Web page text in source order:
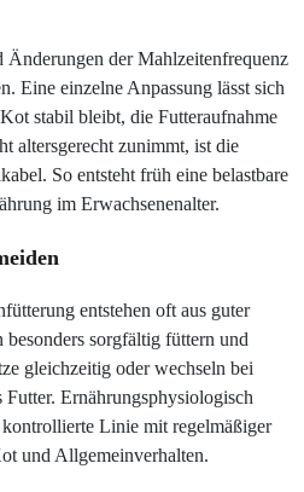
der Mahlzeitenfrequenz
Eine einzelne Anpassung lässt sich
stabil bleibt, die Futteraufnahme
altersgerecht zunimmt, ist die
So entsteht früh eine belastbare
im Erwachsenenalter.
entstehen oft aus guter
sorgfältig füttern und
gleichzeitig oder wechseln bei
Ernährungsphysiologisch
Linie mit regelmäßiger
und Allgemeinverhalten.